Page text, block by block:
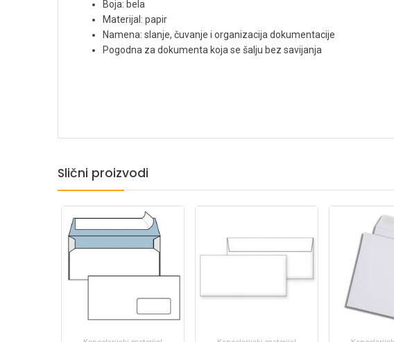
Boja: bela
Materijal: papir
Namena: slanje, čuvanje i organizacija dokumentacije
Pogodna za dokumenta koja se šalju bez savijanja
Slični proizvodi